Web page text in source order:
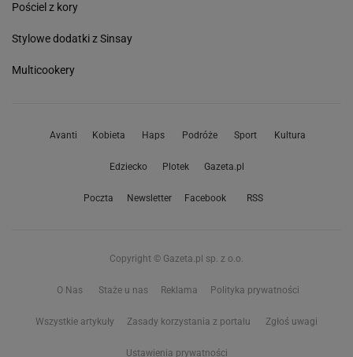
Pościel z kory
Stylowe dodatki z Sinsay
Multicookery
Avanti Kobieta Haps Podróże Sport Kultura
Edziecko Plotek Gazeta.pl
Poczta Newsletter Facebook RSS
Copyright © Gazeta.pl sp. z o.o.
O Nas Staże u nas Reklama Polityka prywatności
Wszystkie artykuły Zasady korzystania z portalu Zgłoś uwagi
Ustawienia prywatności